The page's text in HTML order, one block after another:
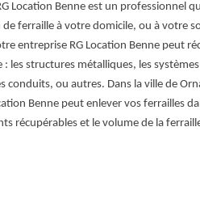
Location Benne est un professionnel
ferraille à votre domicile, ou à votre
entreprise RG Location Benne peut
les structures métalliques, les
ou autres. Dans la ville de
Benne peut enlever vos ferrailles
récupérables et le volume de la